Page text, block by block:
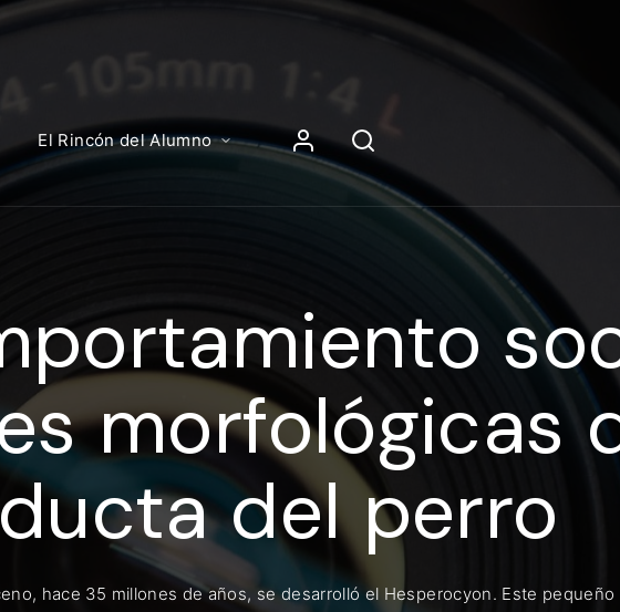
El Rincón del Alumno
morfológicas
del perro
hace 35 millones de años, se desarrolló el Hesperocyon. Este
Contenidos, programas y recursos
Sesión
debes introducir el mismo usuario y contraseña
electrónico